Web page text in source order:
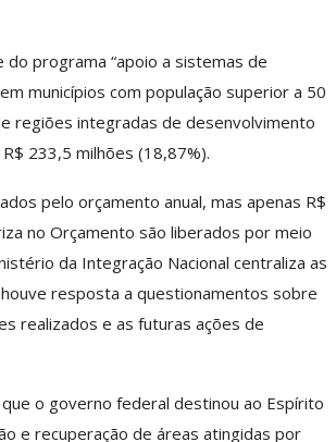
programa “apoio a sistemas de
municípios com população superior a 50
regiões integradas de desenvolvimento
233,5 milhões (18,87%).
pelo orçamento anual, mas apenas R$
no Orçamento são liberados por meio
da Integração Nacional centraliza as
resposta a questionamentos sobre
realizados e as futuras ações de
o governo federal destinou ao Espírito
e recuperação de áreas atingidas por
Categoria Unida Em Torno Dos
Valores Fundantes Da Ação
Sindical